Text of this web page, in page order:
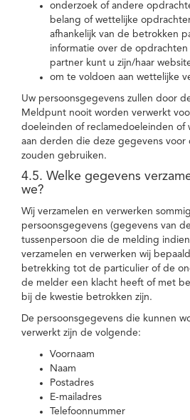
onderzoek of andere
belang of wettelijke
afhankelijk van de betrokken
informatie over de opdrachten
partner kunt u zijn/haar
om te voldoen aan wettelijke
Uw persoonsgegevens zullen door
Meldpunt nooit worden verwerkt
doeleinden of reclamedoeleinden of
aan derden die deze gegevens
zouden gebruiken.
4.5. Welke gegevens
we?
Wij verzamelen en verwerken
persoonsgegevens (gegevens van
tussenpersoon die de melding
verzamelen en verwerken wij
betrekking tot de particulier of de
de melder een klacht heeft of met
bij de kwestie betrokken zijn.
De persoonsgegevens die kunnen
verwerkt zijn de volgende:
Voornaam
Naam
Postadres
E-mailadres
Telefoonnummer